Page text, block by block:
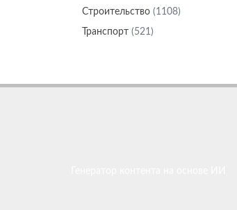
Строительство (1108)
Транспорт (521)